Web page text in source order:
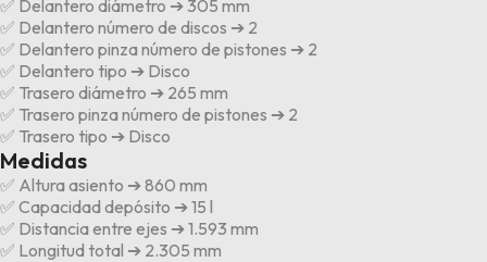
✅ Delantero diámetro ➔ 305 mm
✅ Delantero número de discos ➔ 2
✅ Delantero pinza número de pistones ➔ 2
✅ Delantero tipo ➔ Disco
✅ Trasero diámetro ➔ 265 mm
✅ Trasero pinza número de pistones ➔ 2
✅ Trasero tipo ➔ Disco
Medidas
✅ Altura asiento ➔ 860 mm
✅ Capacidad depósito ➔ 15 l
✅ Distancia entre ejes ➔ 1.593 mm
✅ Longitud total ➔ 2.305 mm